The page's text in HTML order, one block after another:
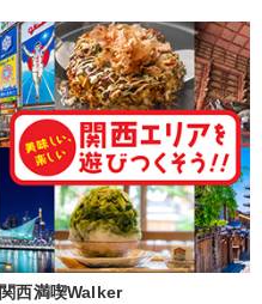
関西満喫Walker